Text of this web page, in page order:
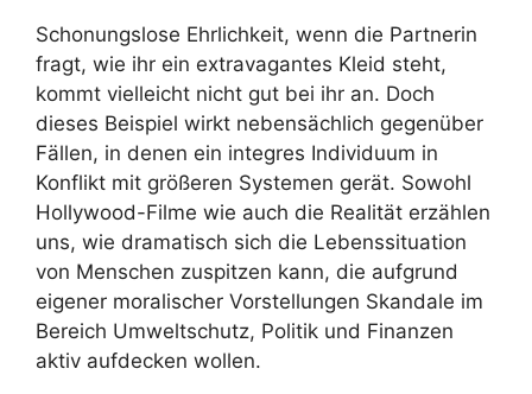
Schonungslose Ehrlichkeit, wenn die Partnerin
fragt, wie ihr ein extravagantes Kleid steht,
kommt vielleicht nicht gut bei ihr an. Doch
dieses Beispiel wirkt nebensächlich gegenüber
Fällen, in denen ein integres Individuum in
Konflikt mit größeren Systemen gerät. Sowohl
Hollywood-Filme wie auch die Realität erzählen
uns, wie dramatisch sich die Lebenssituation
von Menschen zuspitzen kann, die aufgrund
eigener moralischer Vorstellungen Skandale im
Bereich Umweltschutz, Politik und Finanzen
aktiv aufdecken wollen.